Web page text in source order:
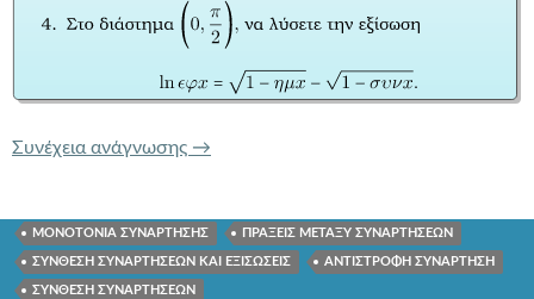
Συνέχεια ανάγνωσης 54 ΠΡΑΞΕΙΣ- ΣΥΝΘΕΣΗ – ΕΞΙΣΩΣΕΙΣ
→
ΜΟΝΟΤΟΝΙΑ ΣΥΝΑΡΤΗΣΗΣ ΠΡΑΞΕΙΣ ΜΕΤΑΞΥ ΣΥΝΑΡΤΗΣΕΩΝ
ΣΥΝΘΕΣΗ ΣΥΝΑΡΤΗΣΕΩΝ ΚΑΙ ΕΞΙΣΩΣΕΙΣ ΑΝΤΙΣΤΡΟΦΗ ΣΥΝΑΡΤΗΣΗ
ΣΥΝΘΕΣΗ ΣΥΝΑΡΤΗΣΕΩΝ